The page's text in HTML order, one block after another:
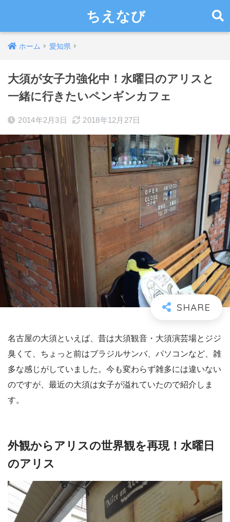
ちえなび
ホーム 愛知県
大須が女子力強化中！水曜日のアリスと
一緒に行きたいペンギンカフェ
2014年2月3日 2018年12月27日
名古屋の大須といえば、昔は大須観音・大須演芸場とジジ
臭くて、ちょっと前はブラジルサンバ、パソコンなど、雑
多な感じがしていました。今も変わらず雑多には違いない
のですが、最近の大須は女子が溢れていたので紹介しま
す。
外観からアリスの世界観を再現！水曜日
のアリス